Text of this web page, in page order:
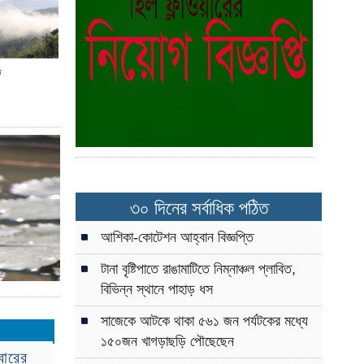
দাবি
অপসারণের
হয়ে
যুবকের
দুর্গম
পাচ্ছে
কর্মশালা
৩০ দিনের সর্বাধিক পঠিত
আশিকা-কোটেশন আহ্বান বিজ্ঞপ্তি
টানা বৃষ্টিপাতে রাঙামাটিতে নিম্নাঞ্চল প্লাবিত,
বিভিন্ন স্থানে পাহাড় ধস
সাজেকে আটকে থাকা ৫৬১ জন পর্যটকের মধ্যে
১৫০জন খাগড়াছড়ি পৌছেছেন